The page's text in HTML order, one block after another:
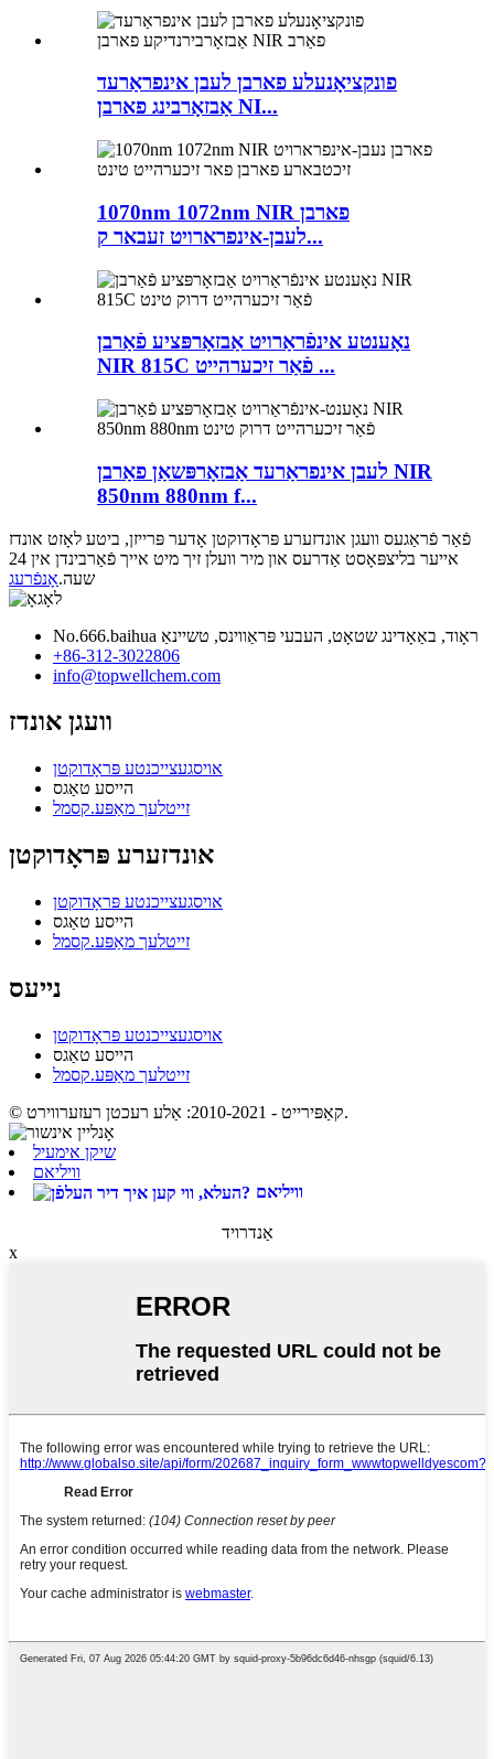
פונקציאָנעלע פארבן לעבן אינפראַרעד
אַבזאָרבינג פארבן NI...
1070nm 1072nm NIR פארבן
לעבן-אינפרארויט זעבאר ק...
נאָענטע אינפֿראַרויט אַבזאָרפּציע פֿאַרבן
NIR 815C פֿאַר זיכערהייט ...
לעבן אינפראַרעד אַבזאָרפּשאַן פאַרבן NIR
850nm 880nm f...
פֿאַר פֿראַגעס וועגן אונדזערע פּראָדוקטן אָדער פּרייזן, ביטע לאָזט אונדז
אייער בליצפּאָסט אַדרעס און מיר וועלן זיך מיט אייך פֿאַרבינדן אין 24
שעה.אָנפֿרעג
No.666.baihua ראָוד, באַאָדינג שטאָט, העבעי פּראַווינס, טשיינאַ
+86-312-3022806
info@topwellchem.com
וועגן אונדז
אויסגעצייכנטע פּראָדוקטן
הייסע טאַגס
זייטלעך מאַפּע.קסמל
אונדזערע פּראָדוקטן
אויסגעצייכנטע פּראָדוקטן
הייסע טאַגס
זייטלעך מאַפּע.קסמל
נייעס
אויסגעצייכנטע פּראָדוקטן
הייסע טאַגס
זייטלעך מאַפּע.קסמל
© קאַפּירייט - 2010-2021: אַלע רעכטן רעזערווירט.
שיקן אימעיל
וויליאם
וויליאם
אַנדרויד
x